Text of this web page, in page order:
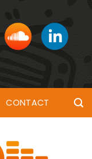
CONTACT